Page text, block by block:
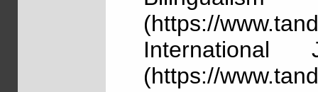
(https://
International
(https://